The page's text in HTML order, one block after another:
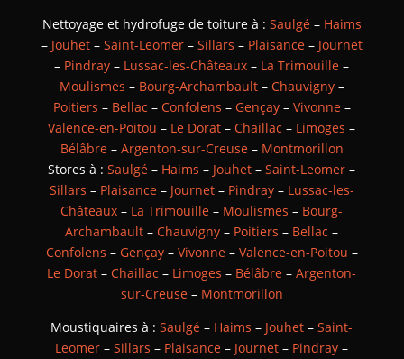
Nettoyage et hydrofuge de toiture à : Saulgé– Haims
– Jouhet– Saint-Leomer– Sillars – Plaisance– Journet
– Pindray – Lussac-les-Châteaux – La Trimouille –
Moulismes – Bourg-Archambault– Chauvigny–
Poitiers – Bellac – Confolens – Gençay– Vivonne–
Valence-en-Poitou – Le Dorat –Chaillac – Limoges –
Bélâbre– Argenton-sur-Creuse– Montmorillon
Stores à :Saulgé – Haims – Jouhet –Saint-Leomer –
Sillars – Plaisance– Journet– Pindray– Lussac-les-
Châteaux – La Trimouille – Moulismes – Bourg-
Archambault –Chauvigny – Poitiers – Bellac –
Confolens – Gençay– Vivonne– Valence-en-Poitou –
Le Dorat –Chaillac – Limoges – Bélâbre –Argenton-
sur-Creuse– Montmorillon
Moustiquaires à :Saulgé – Haims – Jouhet –Saint-
Leomer –Sillars – Plaisance – Journet – Pindray –